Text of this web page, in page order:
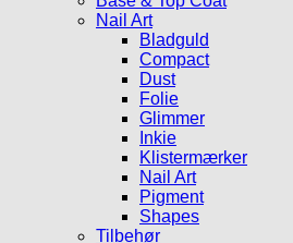
Nail Art
Bladguld
Compact
Dust
Folie
Glimmer
Inkie
Klistermærker
Nail Art
Pigment
Shapes
Tilbehør